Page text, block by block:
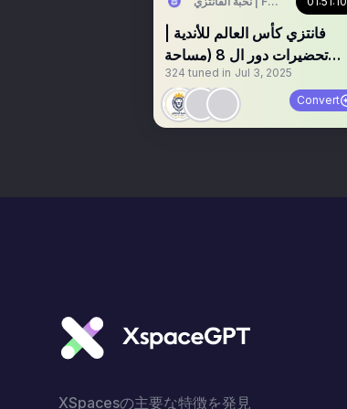
‏‏‏فانتزي كأس العالم للأندية |
تحضيرات دور ال 8 (مساحة
صوتية مسجلة) 🔴
324 tuned in Jul 3, 2025
Convert
XSpacesの主要な特徴を発見